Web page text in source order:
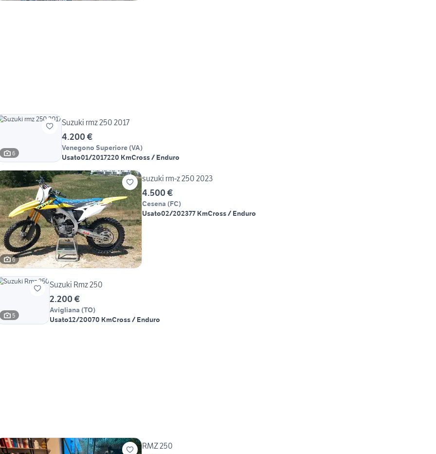
6
Suzuki rmz 250 2017
4.200 €
Venegono Superiore (VA)
Usato01/2017220 KmCross / Enduro
6
suzuki rm-z 250 2023
4.500 €
Cesena (FC)
Usato02/202377 KmCross / Enduro
5
Suzuki Rmz 250
2.200 €
Avigliana (TO)
Usato12/20070 KmCross / Enduro
RMZ 250